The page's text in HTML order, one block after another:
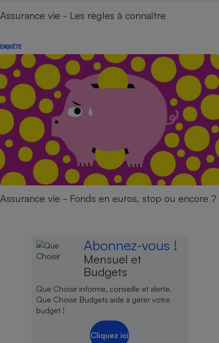
Assurance vie - Les règles à connaître
ENQUÊTE
Assurance vie - Fonds en euros, stop ou encore ?
Abonnez-vous !
Mensuel et
Budgets
Que Choisir informe, conseille et alerte.
Que Choisir Budgets aide à gérer votre
budget !
Cliquez ici